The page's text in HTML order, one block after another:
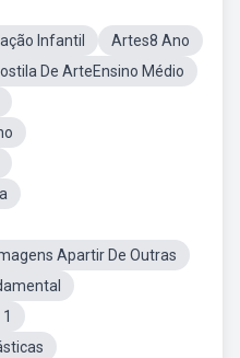
Infantil
Artes8 Ano
De ArteEnsino Médio
Apartir De Outras